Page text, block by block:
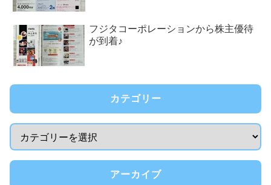
フジタコーポレーションから株主優待
が到着♪
カテゴリー
アーカイブ